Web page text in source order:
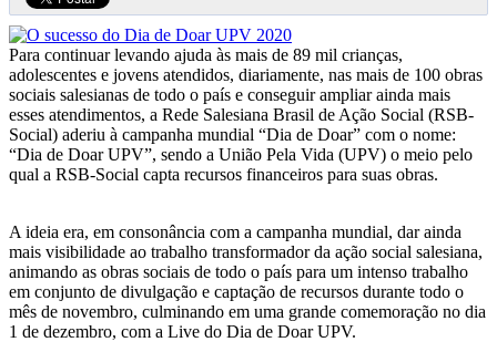
Para continuar levando ajuda às mais de 89 mil crianças,
adolescentes e jovens atendidos, diariamente, nas mais de 100 obras
sociais salesianas de todo o país e conseguir ampliar ainda mais
esses atendimentos, a Rede Salesiana Brasil de Ação Social (RSB-
Social) aderiu à campanha mundial “Dia de Doar” com o nome:
“Dia de Doar UPV”, sendo a União Pela Vida (UPV) o meio pelo
qual a RSB-Social capta recursos financeiros para suas obras.
A ideia era, em consonância com a campanha mundial, dar ainda
mais visibilidade ao trabalho transformador da ação social salesiana,
animando as obras sociais de todo o país para um intenso trabalho
em conjunto de divulgação e captação de recursos durante todo o
mês de novembro, culminando em uma grande comemoração no dia
1 de dezembro, com a Live do Dia de Doar UPV.